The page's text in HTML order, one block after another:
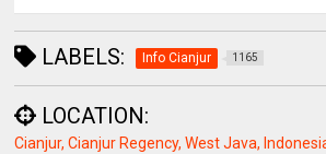
LABELS: Info Cianjur 1165
LOCATION:
Cianjur, Cianjur Regency, West Java,